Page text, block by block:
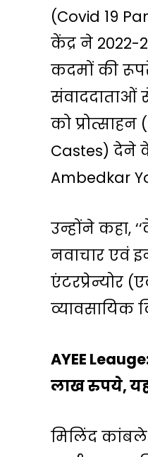
(Covid 19
केंद्र ने
कदमों की
संवाददाताओं
को
Castes) देने
Ambedkar
उन्होंने कहा,
नवाचार
एंटरप्रेन्योर
व्यावसायिक
AYEE
लाख रुपये,
मिलिंद कांबले